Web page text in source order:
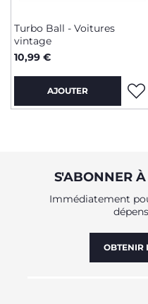
Turbo Ball - Voitures
vintage
10,99 €
AJOUTER
S'ABONNER
Immédiatement
OBTENIR